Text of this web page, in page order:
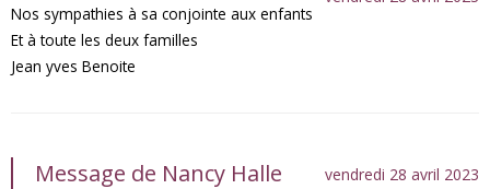
Nos sympathies à sa conjointe aux enfants
Et à toute les deux familles
Jean yves Benoite
Message de Nancy Halle vendredi 28 avril 2023